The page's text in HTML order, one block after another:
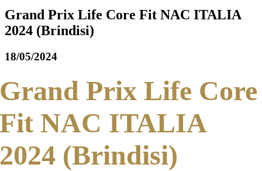
Grand Prix Life Core Fit NAC ITALIA
2024 (Brindisi)
18/05/2024
Grand Prix Life Core
Fit NAC ITALIA
2024 (Brindisi)